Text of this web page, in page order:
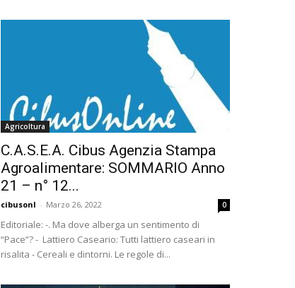
Agricoltura
C.A.S.E.A. Cibus Agenzia Stampa
Agroalimentare: SOMMARIO Anno
21 – n° 12...
cibusonl - Marzo 26, 2022 0
Editoriale: -. Ma dove alberga un sentimento di
“Pace”? - Lattiero Caseario: Tutti lattiero caseari in
risalita - Cereali e dintorni. Le regole di...